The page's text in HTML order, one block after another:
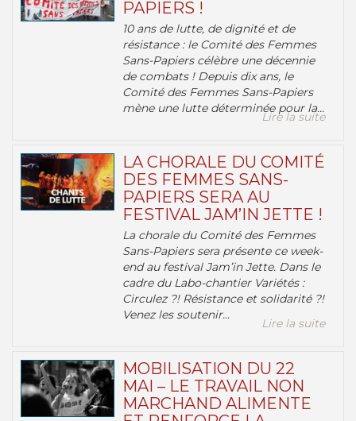
PAPIERS !
10 ans de lutte, de dignité et de
résistance : le Comité des Femmes
Sans-Papiers célèbre une décennie
de combats ! Depuis dix ans, le
Comité des Femmes Sans-Papiers
mène une lutte déterminée pour la...
Lire la suite
LA CHORALE DU COMITÉ
DES FEMMES SANS-
PAPIERS SERA AU
FESTIVAL JAM’IN JETTE !
La chorale du Comité des Femmes
Sans-Papiers sera présente ce week-
end au festival Jam’in Jette. Dans le
cadre du Labo-chantier Variétés :
Circulez ?! Résistance et solidarité ?!
Venez les soutenir...
Lire la suite
MOBILISATION DU 22
MAI – LE TRAVAIL NON
MARCHAND ALIMENTE